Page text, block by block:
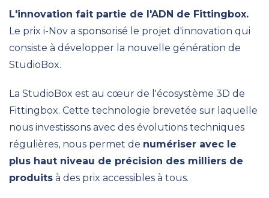
L'innovation fait partie de l'ADN de Fittingbox.
Le prix i-Nov a sponsorisé le projet d'innovation qui
consiste à développer la nouvelle génération de
StudioBox.
La StudioBox est au cœur de l'écosystème 3D de
Fittingbox. Cette technologie brevetée sur laquelle
nous investissons avec des évolutions techniques
régulières, nous permet de numériser avec le
plus haut niveau de précision des milliers de
produits à des prix accessibles à tous.